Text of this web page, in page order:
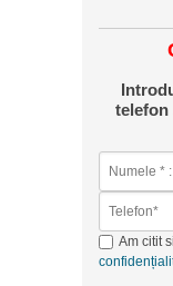
telefon
Am citit